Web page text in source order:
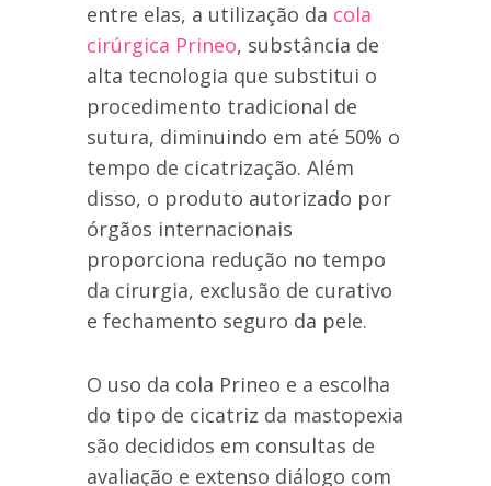
entre elas, a utilização da cola
cirúrgica Prineo, substância de
alta tecnologia que substitui o
procedimento tradicional de
sutura, diminuindo em até 50% o
tempo de cicatrização. Além
disso, o produto autorizado por
órgãos internacionais
proporciona redução no tempo
da cirurgia, exclusão de curativo
e fechamento seguro da pele.
O uso da cola Prineo e a escolha
do tipo de cicatriz da mastopexia
são decididos em consultas de
avaliação e extenso diálogo com